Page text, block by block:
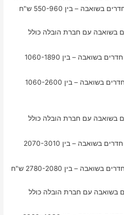
להוביל דירת 3 חדרים בשואבה עם חברת הובלה כולל
טווח המחירים להובלת דירת 3 חדרים בשואבה – בין 1060-1890
טווח המחירים לאריזה דירת 3 חדרים בשואבה – בין 1060-2600
להוביל דירת 4 חדרים בשואבה עם חברת הובלה כולל
טווח המחירים להובלת דירת 4 חדרים בשואבה – בין 2070-3010
להוביל דירת 5 חדרים בשואבה עם חברת הובלה כולל